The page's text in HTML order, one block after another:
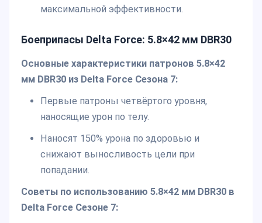
максимальной эффективности.
Боеприпасы Delta Force: 5.8×42 мм DBR30
Основные характеристики патронов 5.8×42
мм DBR30 из Delta Force Сезона 7:
Первые патроны четвёртого уровня,
наносящие урон по телу.
Наносят 150% урона по здоровью и
снижают выносливость цели при
попадании.
Советы по использованию 5.8×42 мм DBR30 в
Delta Force Сезоне 7: